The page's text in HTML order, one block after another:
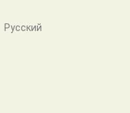
Русский